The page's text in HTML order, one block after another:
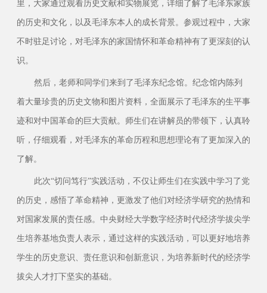
里，大家通过观看历史文献和实物展览，详细了解了毛泽东家族
的历史和文化，以及毛泽东本人的成长背景。参观过程中，大家
不时驻足讨论，对毛泽东的家国情怀和革命精神有了更深刻的认
识。
然后，老师和同学们来到了毛泽东纪念馆。纪念馆内陈列
着大量珍贵的历史文物和图片资料，全面展示了毛泽东的生平事
迹和对中国革命的巨大贡献。师生们在讲解员的带领下，认真聆
听，仔细观看，对毛泽东的革命历程和思想理论有了更加深入的
了解。
此次“切问笃行”实践活动，不仅让师生们在实践中学习了党
的历史，感悟了革命精神，更激发了他们对经济学研究的热情和
对国家发展的责任感。中央财经大学数字经济时代经济学拔尖学
生培养基地负责人表示，通过这样的实践活动，可以更好地培养
学生的历史意识、责任意识和创新意识，为培养新时代的经济学
拔尖人才打下坚实的基础。